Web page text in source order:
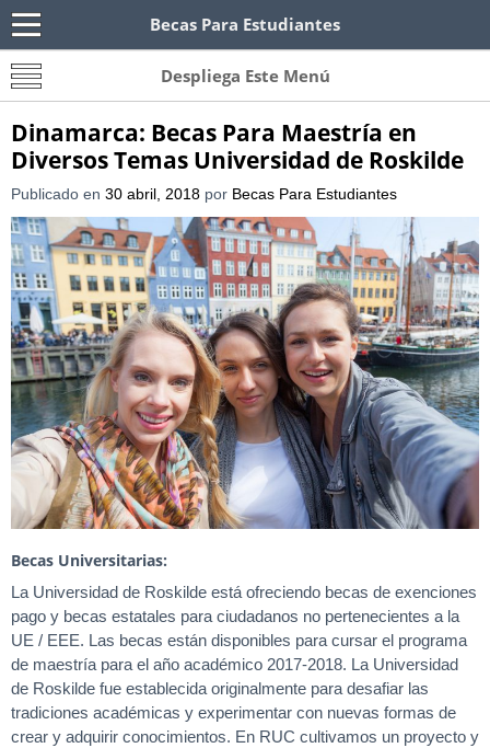
Becas Para Estudiantes
Becas Para Paraguayos
Oferta de becas para Paraguayos. Encuentra las
convocatorias y requisitos de becas para
Despliega Este Menú
Dinamarca: Becas Para Maestría en
Diversos Temas Universidad de Roskilde
Publicado en 30 abril, 2018 por Becas Para Estudiantes
Becas Universitarias:
La Universidad de Roskilde está ofreciendo becas de exenciones
pago y becas estatales para ciudadanos no pertenecientes a la
UE / EEE. Las becas están disponibles para cursar el programa
de maestría para el año académico 2017-2018. La Universidad
de Roskilde fue establecida originalmente para desafiar las
tradiciones académicas y experimentar con nuevas formas de
crear y adquirir conocimientos. En RUC cultivamos un proyecto y